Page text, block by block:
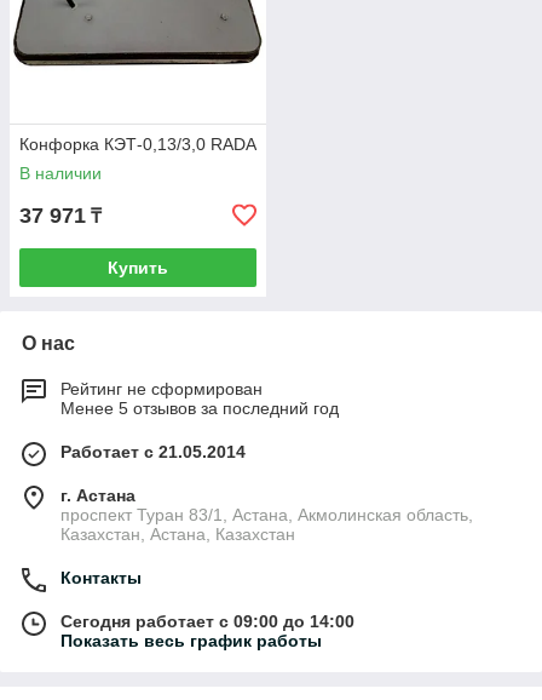
Конфорка КЭТ-0,13/3,0 RADA
В наличии
37 971 ₸
Купить
О нас
Рейтинг не сформирован
Менее 5 отзывов за последний год
Работает с 21.05.2014
г. Астана
проспект Туран 83/1, Астана, Акмолинская область,
Казахстан, Астана, Казахстан
Контакты
Сегодня работает с 09:00 до 14:00
Показать весь график работы